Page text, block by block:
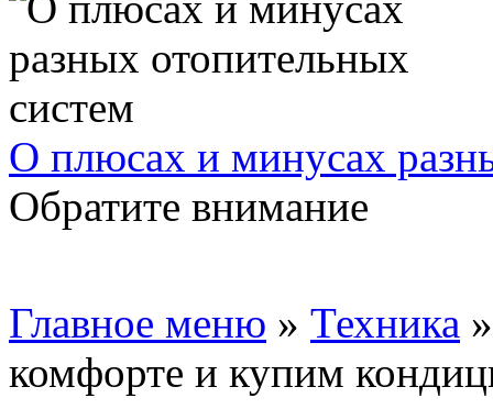
О плюсах и минусах
Обратите внимание
Главное меню » Техника
комфорте и купим